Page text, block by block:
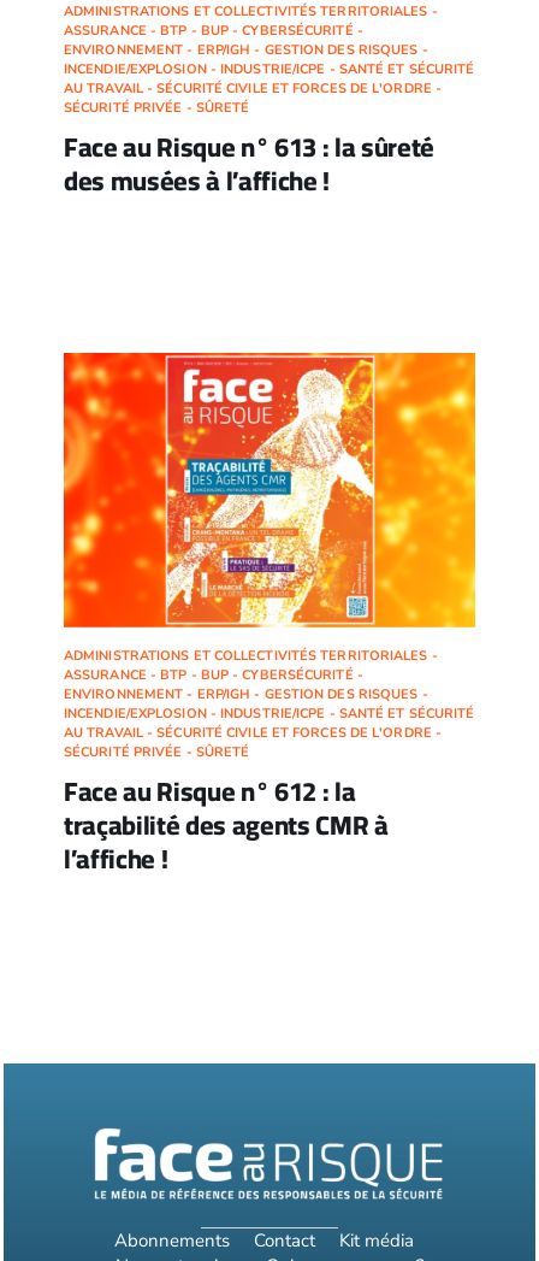
ADMINISTRATIONS ET COLLECTIVITÉS TERRITORIALES -
ASSURANCE - BTP - BUP - CYBERSÉCURITÉ -
ENVIRONNEMENT - ERP/IGH - GESTION DES RISQUES -
INCENDIE/EXPLOSION - INDUSTRIE/ICPE - SANTÉ ET SÉCURITÉ
AU TRAVAIL - SÉCURITÉ CIVILE ET FORCES DE L'ORDRE -
SÉCURITÉ PRIVÉE - SÛRETÉ
Face au Risque n° 613 : la sûreté
des musées à l’affiche !
ADMINISTRATIONS ET COLLECTIVITÉS TERRITORIALES -
ASSURANCE - BTP - BUP - CYBERSÉCURITÉ -
ENVIRONNEMENT - ERP/IGH - GESTION DES RISQUES -
INCENDIE/EXPLOSION - INDUSTRIE/ICPE - SANTÉ ET SÉCURITÉ
AU TRAVAIL - SÉCURITÉ CIVILE ET FORCES DE L'ORDRE -
SÉCURITÉ PRIVÉE - SÛRETÉ
Face au Risque n° 612 : la
traçabilité des agents CMR à
l’affiche !
Abonnements Contact
Kit média